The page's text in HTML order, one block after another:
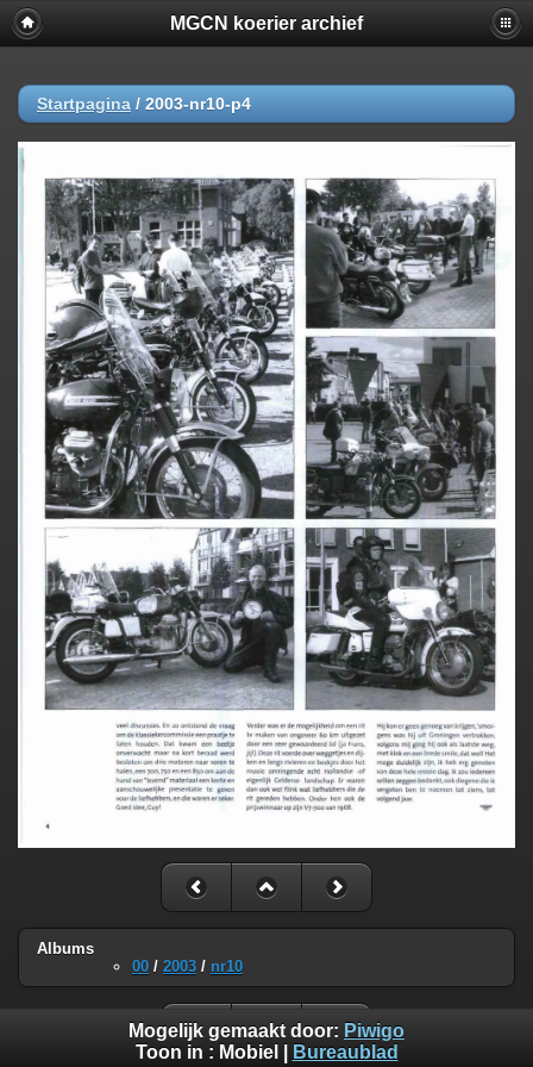
MGCN koerier archief
Startpagina / 2003-nr10-p4
Albums
00 / 2003 / nr10
Mogelijk gemaakt door: Piwigo
Toon in : Mobiel Bureaublad